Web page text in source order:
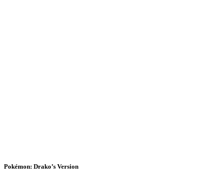
Pokémon: Drako’s Version